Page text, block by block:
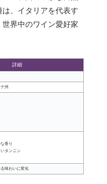
、イタリアを代表す
界中のワイン愛好家
詳細
州
香り
タンニン
味わいに変化